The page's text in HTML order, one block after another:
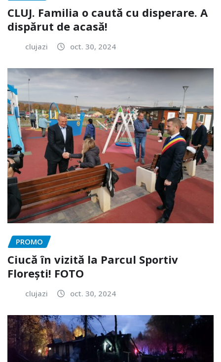
CLUJ. Familia o caută cu disperare. A
dispărut de acasă!
clujazi oct. 30, 2024
PROMO
Ciucă în vizită la Parcul Sportiv
Florești! FOTO
clujazi oct. 30, 2024